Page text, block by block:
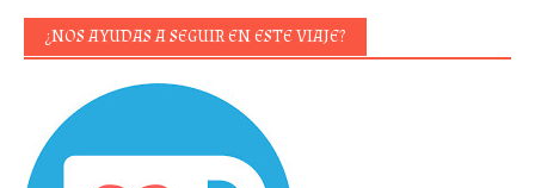
¿NOS AYUDAS A SEGUIR EN ESTE VIAJE?